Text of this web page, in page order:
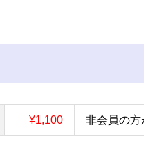
¥1,100 非会員の方が